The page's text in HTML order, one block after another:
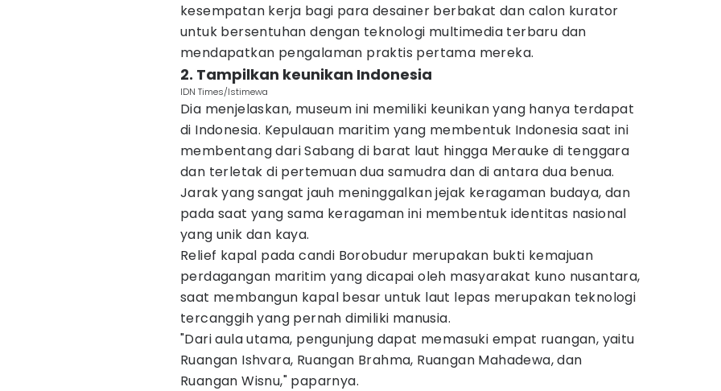
kesempatan kerja bagi para desainer berbakat dan calon kurator
untuk bersentuhan dengan teknologi multimedia terbaru dan
mendapatkan pengalaman praktis pertama mereka.
2. Tampilkan keunikan Indonesia
IDN Times/Istimewa
Dia menjelaskan, museum ini memiliki keunikan yang hanya terdapat
di Indonesia. Kepulauan maritim yang membentuk Indonesia saat ini
membentang dari Sabang di barat laut hingga Merauke di tenggara
dan terletak di pertemuan dua samudra dan di antara dua benua.
Jarak yang sangat jauh meninggalkan jejak keragaman budaya, dan
pada saat yang sama keragaman ini membentuk identitas nasional
yang unik dan kaya.
Relief kapal pada candi Borobudur merupakan bukti kemajuan
perdagangan maritim yang dicapai oleh masyarakat kuno nusantara,
saat membangun kapal besar untuk laut lepas merupakan teknologi
tercanggih yang pernah dimiliki manusia.
"Dari aula utama, pengunjung dapat memasuki empat ruangan, yaitu
Ruangan Ishvara, Ruangan Brahma, Ruangan Mahadewa, dan
Ruangan Wisnu," paparnya.